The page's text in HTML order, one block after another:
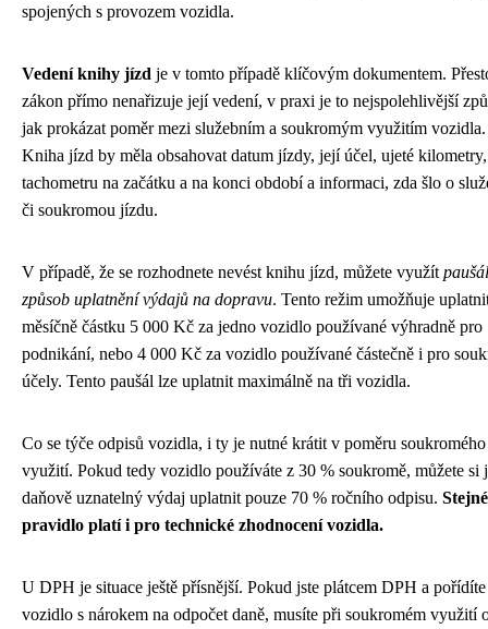
spojených s provozem vozidla.
Vedení knihy jízd je v tomto případě klíčovým dokumentem.
zákon přímo nenařizuje její vedení, v praxi je to nejspolehlivější
jak prokázat poměr mezi služebním a soukromým využitím vozidla.
Kniha jízd by měla obsahovat datum jízdy, její účel, ujeté
tachometru na začátku a na konci období a informaci, zda šlo o
či soukromou jízdu.
V případě, že se rozhodnete nevést knihu jízd, můžete využít
způsob uplatnění výdajů na dopravu. Tento režim umožňuje
měsíčně částku 5 000 Kč za jedno vozidlo používané výhradně pro
podnikání, nebo 4 000 Kč za vozidlo používané částečně i pro
účely. Tento paušál lze uplatnit maximálně na tři vozidla.
Co se týče odpisů vozidla, i ty je nutné krátit v poměru soukromého
využití. Pokud tedy vozidlo používáte z 30 % soukromě, můžete si
daňově uznatelný výdaj uplatnit pouze 70 % ročního odpisu. Stejné
pravidlo platí i pro technické zhodnocení vozidla.
U DPH je situace ještě přísnější. Pokud jste plátcem DPH a pořídíte
vozidlo s nárokem na odpočet daně, musíte při soukromém využití